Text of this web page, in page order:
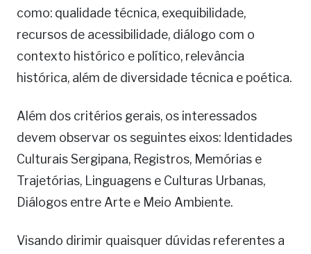
como: qualidade técnica, exequibilidade,
recursos de acessibilidade, diálogo com o
contexto histórico e político, relevância
histórica, além de diversidade técnica e poética.
Além dos critérios gerais, os interessados
devem observar os seguintes eixos: Identidades
Culturais Sergipana, Registros, Memórias e
Trajetórias, Linguagens e Culturas Urbanas,
Diálogos entre Arte e Meio Ambiente.
Visando dirimir quaisquer dúvidas referentes a